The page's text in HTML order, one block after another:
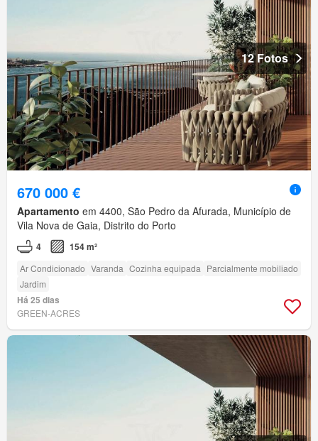
12 Fotos
670 000 €
Apartamento em 4400, São Pedro da Afurada, Município de
Vila Nova de Gaia, Distrito do Porto
4 154 m²
Ar Condicionado Varanda Cozinha equipada Parcialmente mobiliado
Jardim
Há 25 dias
GREEN-ACRES